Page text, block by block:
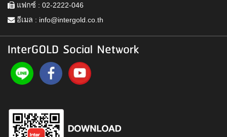
แฟกซ์ : 02-2222-046
อีเมล : info@intergold.co.th
InterGOLD Social Network